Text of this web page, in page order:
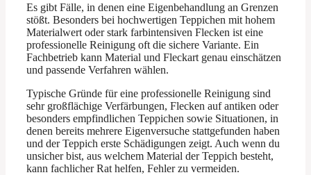
Es gibt Fälle, in denen eine Eigenbehandlung an Grenzen
stößt. Besonders bei hochwertigen Teppichen mit hohem
Materialwert oder stark farbintensiven Flecken ist eine
professionelle Reinigung oft die sichere Variante. Ein
Fachbetrieb kann Material und Fleckart genau einschätzen
und passende Verfahren wählen.
Typische Gründe für eine professionelle Reinigung sind
sehr großflächige Verfärbungen, Flecken auf antiken oder
besonders empfindlichen Teppichen sowie Situationen, in
denen bereits mehrere Eigenversuche stattgefunden haben
und der Teppich erste Schädigungen zeigt. Auch wenn du
unsicher bist, aus welchem Material der Teppich besteht,
kann fachlicher Rat helfen, Fehler zu vermeiden.